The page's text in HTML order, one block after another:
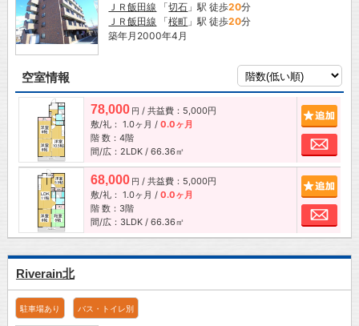
ＪＲ飯田線 「切石 」駅 徒歩20分
ＪＲ飯田線 「桜町 」駅 徒歩20分
築年月2000年4月
空室情報
78,000 円 / 共益費：5,000円
敷/礼： 1.0ヶ月 / 0.0ヶ月
階 数：4階
間/広：2LDK / 66.36㎡
お
68,000 円 / 共益費：5,000円
敷/礼： 1.0ヶ月 / 0.0ヶ月
階 数：3階
間/広：3LDK / 66.36㎡
お
Riverain北
駐車場あり バス・トイレ別